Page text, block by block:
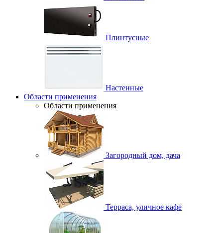
Плинтусные
Настенные
Области применения
Области применения
Загородный дом, дача
Терраса, уличное кафе